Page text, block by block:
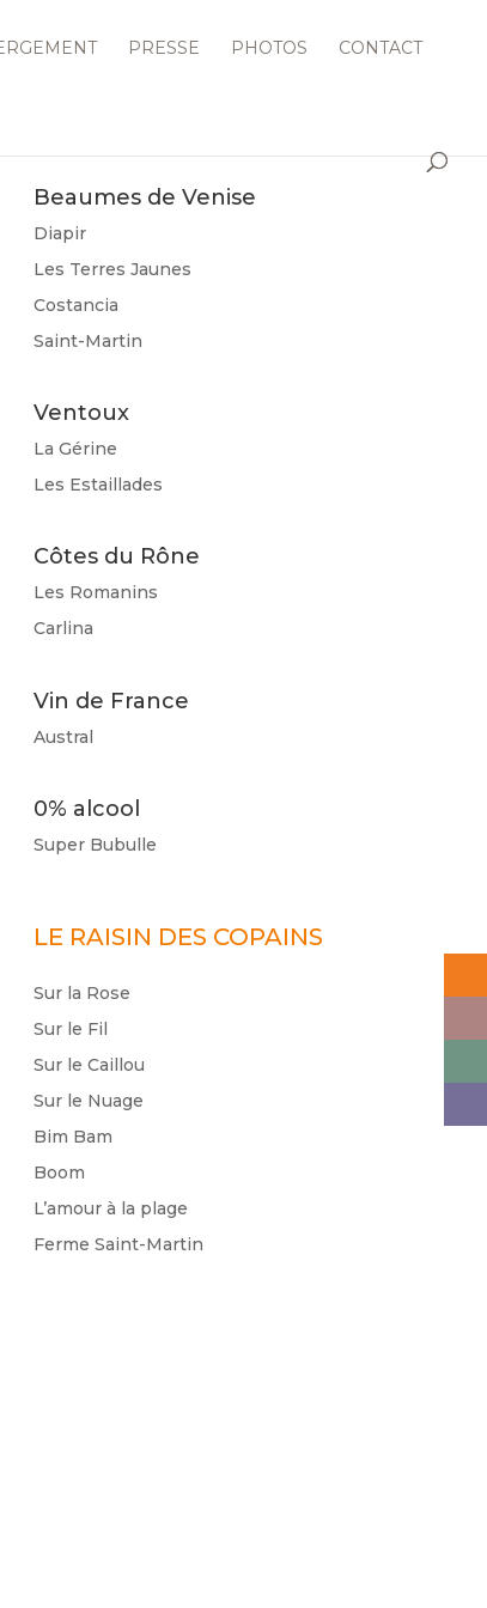
PRESSE PHOTOS CONTACT
Beaumes de Venise
Diapir
Les Terres Jaunes
Costancia
Saint-Martin
Ventoux
La Gérine
Les Estaillades
Côtes du Rône
Les Romanins
Carlina
Vin de France
Austral
0% alcool
Super Bubulle
LE RAISIN DES COPAINS
Sur la Rose
Sur le Fil
Sur le Caillou
Sur le Nuage
Bim Bam
Boom
L’amour à la plage
Ferme Saint-Martin